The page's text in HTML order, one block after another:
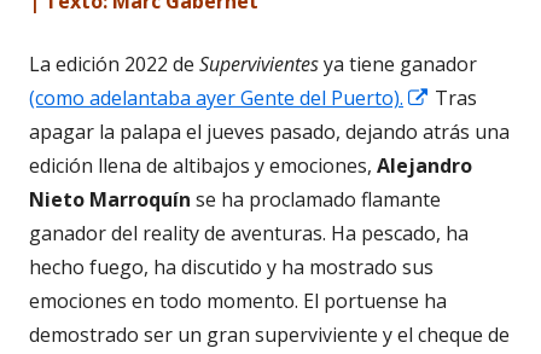
La edición 2022 de Supervivientesya tiene ganador
(como adelantaba ayer Gente del Puerto).
Abrir
en
una
ventana
nueva
Tras
apagar la palapa el jueves pasado, dejando atrás una
edición llena de altibajos y emociones, Alejandro
Nieto Marroquín se ha proclamado flamante
ganador del realityde aventuras. Ha pescado, ha
hecho fuego, ha discutido y ha mostrado sus
emociones en todo momento. El portuense ha
demostrado ser un gran superviviente y el cheque de